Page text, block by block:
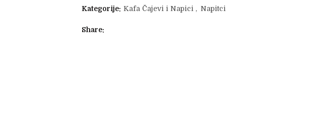
Kategorije: Kafa Čajevi i Napici , Napitci
Share